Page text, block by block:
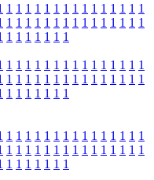
1 1 1 1 1 1 1 1 1 1 1 1 1 1 1
1 1 1 1 1 1 1 1 1 1 1 1 1 1 1
1 1 1 1 1 1 1
1 1 1 1 1 1 1 1 1 1 1 1 1 1 1
1 1 1 1 1 1 1 1 1 1 1 1 1 1 1
1 1 1 1 1 1 1
1 1 1 1 1 1 1 1 1 1 1 1 1 1 1
1 1 1 1 1 1 1 1 1 1 1 1 1 1 1
1 1 1 1 1 1 1